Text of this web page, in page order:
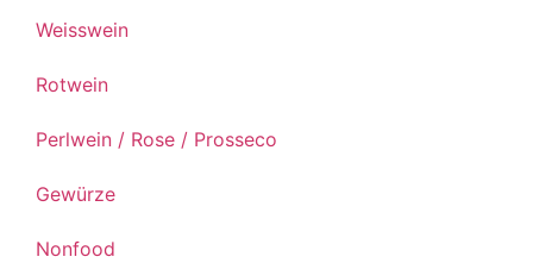
Weisswein
Rotwein
Perlwein / Rose / Prosseco
Gewürze
Nonfood